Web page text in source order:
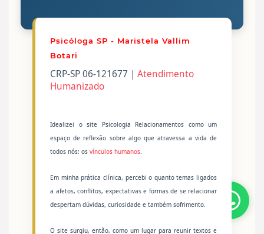
Psicóloga SP - Maristela Vallim
Botari
CRP-SP 06-121677 | Atendimento
Humanizado
Idealizei o site Psicologia Relacionamentos como um
espaço de reflexão sobre algo que atravessa a vida de
todos nós: os vínculos humanos
Em minha prática clínica, percebi o quanto temas ligados
a afetos, conflitos, expectativas e formas de se relacionar
despertam dúvidas, curiosidade e também sofrimento.
O site surgiu, então, como um lugar para reunir textos e